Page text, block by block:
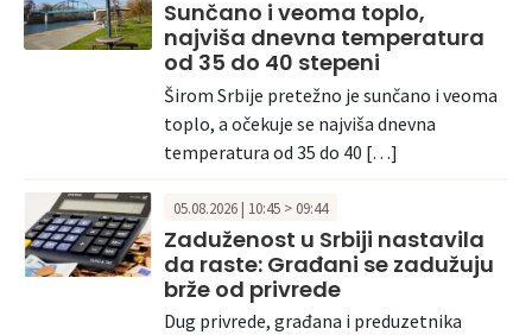
Sunčano i veoma toplo,
najviša dnevna temperatura
od 35 do 40 stepeni
Širom Srbije pretežno je sunčano i veoma
toplo, a očekuje se najviša dnevna
temperatura od 35 do 40 […]
05.08.2026 | 10:45 > 09:44
Zaduženost u Srbiji nastavila
da raste: Građani se zadužuju
brže od privrede
Dug privrede, građana i preduzetnika